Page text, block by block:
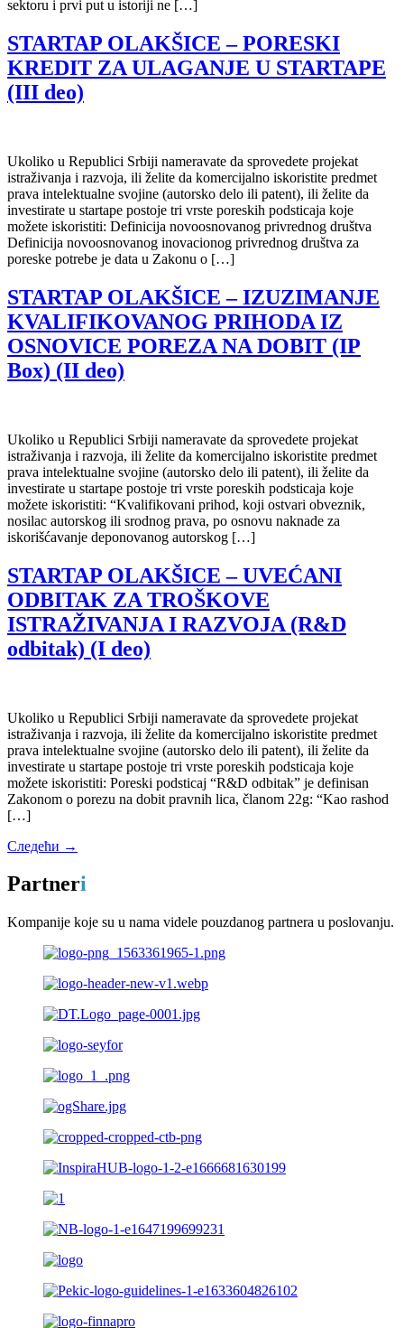
sektoru i prvi put u istoriji ne […]
STARTAP OLAKŠICE – PORESKI
KREDIT ZA ULAGANJE U STARTAPE
(III deo)
Ukoliko u Republici Srbiji nameravate da sprovedete projekat
istraživanja i razvoja, ili želite da komercijalno iskoristite predmet
prava intelektualne svojine (autorsko delo ili patent), ili želite da
investirate u startape postoje tri vrste poreskih podsticaja koje
možete iskoristiti: Definicija novoosnovanog privrednog društva
Definicija novoosnovanog inovacionog privrednog društva za
poreske potrebe je data u Zakonu o […]
STARTAP OLAKŠICE – IZUZIMANJE
KVALIFIKOVANOG PRIHODA IZ
OSNOVICE POREZA NA DOBIT (IP
Box) (II deo)
Ukoliko u Republici Srbiji nameravate da sprovedete projekat
istraživanja i razvoja, ili želite da komercijalno iskoristite predmet
prava intelektualne svojine (autorsko delo ili patent), ili želite da
investirate u startape postoje tri vrste poreskih podsticaja koje
možete iskoristiti: “Kvalifikovani prihod, koji ostvari obveznik,
nosilac autorskog ili srodnog prava, po osnovu naknade za
iskorišćavanje deponovanog autorskog […]
STARTAP OLAKŠICE – UVEĆANI
ODBITAK ZA TROŠKOVE
ISTRAŽIVANJA I RAZVOJA (R&D
odbitak) (I deo)
Ukoliko u Republici Srbiji nameravate da sprovedete projekat
istraživanja i razvoja, ili želite da komercijalno iskoristite predmet
prava intelektualne svojine (autorsko delo ili patent), ili želite da
investirate u startape postoje tri vrste poreskih podsticaja koje
možete iskoristiti: Poreski podsticaj “R&D odbitak” je definisan
Zakonom o porezu na dobit pravnih lica, članom 22g: “Kao rashod
[…]
Следећи →
Partneri
Kompanije koje su u nama videle pouzdanog partnera u poslovanju.